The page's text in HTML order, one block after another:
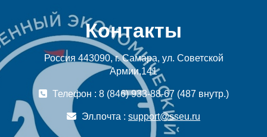
Контакты
Россия 443090, г. Самара, ул. Советской
Армии,141
Телефон : 8 (846) 933-88-67 (487 внутр.)
Эл.почта : support@sseu.ru